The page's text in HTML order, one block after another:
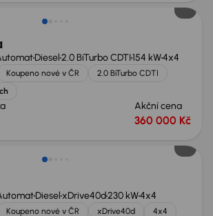
Diesel2.0 BiTurbo CDTI154 kW4x4
Koupeno nové v ČR
2.0 BiTurbo CDTI
Akční cena
360 000 Kč
Kč
Diesel xDrive40d230 kW4x4
Koupeno nové v ČR xDrive40d
4x4